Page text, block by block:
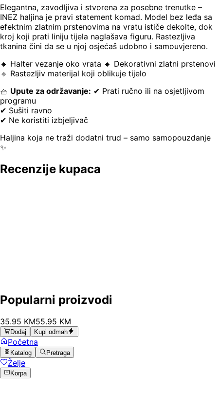
Elegantna, zavodljiva i stvorena za posebne trenutke –
INEZ haljina je pravi statement komad. Model bez leđa sa
efektnim zlatnim prstenovima na vratu ističe dekolte, dok
kroj koji prati liniju tijela naglašava figuru. Rastezljiva
tkanina čini da se u njoj osjećaš udobno i samouvjereno.
🔸 Halter vezanje oko vrata 🔸 Dekorativni zlatni prstenovi
🔸 Rastezljiv materijal koji oblikuje tijelo
🧺 Upute za održavanje: ✔ Prati ručno ili na osjetljivom
programu
✔ Sušiti ravno
✔ Ne koristiti izbjeljivač
Haljina koja ne traži dodatni trud – samo samopouzdanje
✨
Recenzije kupaca
Popularni proizvodi
35.95 KM55.95 KM
Dodaj Kupi odmah
Početna
Katalog Pretraga
Želje
Korpa